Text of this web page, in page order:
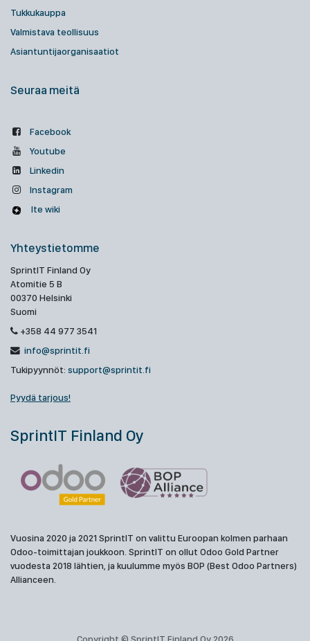
Tukkukauppa
Valmistava teollisuus
Asiantuntijaorganisaatiot
Seuraa meitä
Facebook
Youtube
Linkedin
Instagram
Ite wiki
Yhteystietomme
SprintIT Finland Oy
Atomitie 5 B
00370 Helsinki
Suomi
+358 44 977 3541
info@sprintit.fi
Tukipyynnöt: support@sprintit.fi
Pyydä tarjous!
SprintIT Finland Oy
Vuosina 2020 ja 2021 SprintIT on valittu Euroopan kolmen parhaan
Odoo-toimittajan joukkoon. SprintIT on ollut Odoo Gold Partner
vuodesta 2018 lähtien, ja kuulumme myös BOP (Best Odoo Partners)
Allianceen.
Copyright © SprintIT Finland Oy 2026